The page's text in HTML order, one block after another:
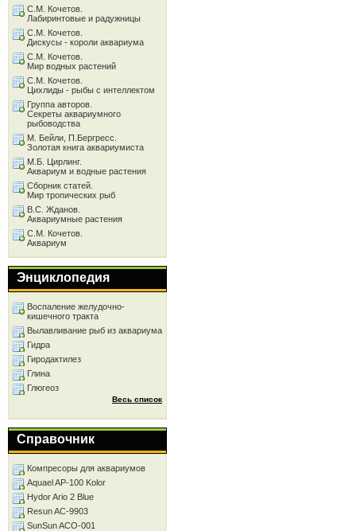
С.М. Кочетов.
Лабиринтовые и радужницы
С.М. Кочетов.
Дискусы - короли аквариума
С.М. Кочетов.
Мир водных растений
С.М. Кочетов.
Цихлиды - рыбы с интеллектом
Группа авторов.
Секреты аквариумного
рыбоводства
М. Бейли, П.Бергресс.
Золотая книга аквариумиста
М.Б. Цирлинг.
Аквариум и водные растения
Сборник статей.
Мир тропических рыб
В.С. Жданов.
Аквариумные растения
С.М. Кочетов.
Аквариум
Энциклопедия
Воспаление желудочно-
кишечного тракта
Вылавливание рыб из аквариума
Гидра
Гиродактилез
Глина
Глюгеоз
Весь список
Справочник
Компресоры для аквариумов
Aquael AP-100 Kolor
Hydor Ario 2 Blue
Resun AC-9903
SunSun ACO-001